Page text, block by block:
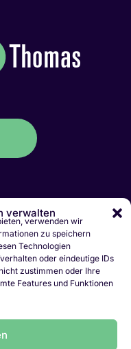
verwalten
verwenden wir
zu speichern
Technologien
oder eindeutige IDs
zustimmen oder Ihre
Features und Funktionen
& FL
Ostschweiz
Chur